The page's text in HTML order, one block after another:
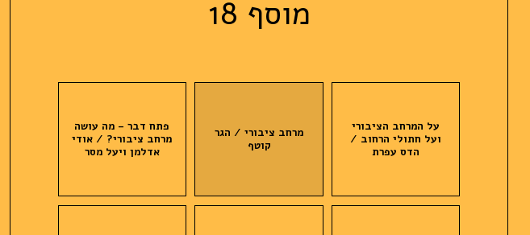
מוסף 18
על המרחב הציבורי
ועל חתולי הרחוב /
הדס עפרת
מרחב ציבורי / הגר
קוטף
פתח דבר – מה עושה
מרחב ציבורי? / אודי
אדלמן ויעל מסר